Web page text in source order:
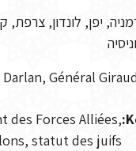
יפן, לונדון, צרפת,
Général Giraud
des Forces Alliées,
statut des juifs